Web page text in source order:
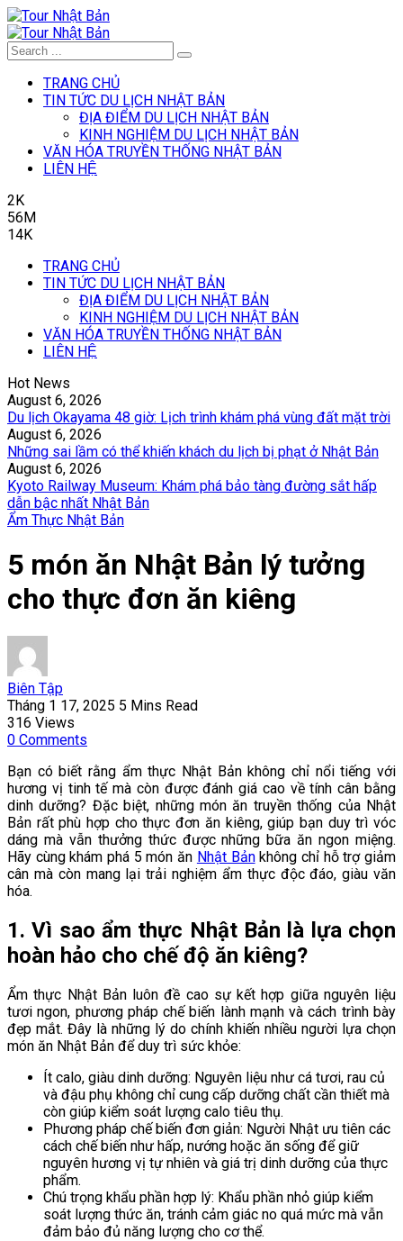
TRANG CHỦ
TIN TỨC DU LỊCH NHẬT BẢN
ĐỊA ĐIỂM DU LỊCH NHẬT BẢN
KINH NGHIỆM DU LỊCH NHẬT BẢN
VĂN HÓA TRUYỀN THỐNG NHẬT BẢN
LIÊN HỆ
2K
56M
14K
TRANG CHỦ
TIN TỨC DU LỊCH NHẬT BẢN
ĐỊA ĐIỂM DU LỊCH NHẬT BẢN
KINH NGHIỆM DU LỊCH NHẬT BẢN
VĂN HÓA TRUYỀN THỐNG NHẬT BẢN
LIÊN HỆ
Hot News
August 6, 2026
Du lịch Okayama 48 giờ: Lịch trình khám phá vùng đất mặt trời
August 6, 2026
Những sai lầm có thể khiến khách du lịch bị phạt ở Nhật Bản
August 6, 2026
Kyoto Railway Museum: Khám phá bảo tàng đường sắt hấp
dẫn bậc nhất Nhật Bản
Ẩm Thực Nhật Bản
5 món ăn Nhật Bản lý tưởng
cho thực đơn ăn kiêng
Biên Tập
Tháng 1 17, 2025 5 Mins Read
316 Views
0 Comments
Bạn có biết rằng ẩm thực Nhật Bản không chỉ nổi tiếng với
hương vị tinh tế mà còn được đánh giá cao về tính cân bằng
dinh dưỡng? Đặc biệt, những món ăn truyền thống của Nhật
Bản rất phù hợp cho thực đơn ăn kiêng, giúp bạn duy trì vóc
dáng mà vẫn thưởng thức được những bữa ăn ngon miệng.
Hãy cùng khám phá 5 món ăn Nhật Bảnkhông chỉ hỗ trợ giảm
cân mà còn mang lại trải nghiệm ẩm thực độc đáo, giàu văn
hóa.
1. Vì sao ẩm thực Nhật Bản là lựa chọn
hoàn hảo cho chế độ ăn kiêng?
Ẩm thực Nhật Bản luôn đề cao sự kết hợp giữa nguyên liệu
tươi ngon, phương pháp chế biến lành mạnh và cách trình bày
đẹp mắt. Đây là những lý do chính khiến nhiều người lựa chọn
món ăn Nhật Bản để duy trì sức khỏe:
Ít calo, giàu dinh dưỡng: Nguyên liệu như cá tươi, rau củ
và đậu phụ không chỉ cung cấp dưỡng chất cần thiết mà
còn giúp kiểm soát lượng calo tiêu thụ.
Phương pháp chế biến đơn giản: Người Nhật ưu tiên các
cách chế biến như hấp, nướng hoặc ăn sống để giữ
nguyên hương vị tự nhiên và giá trị dinh dưỡng của thực
phẩm.
Chú trọng khẩu phần hợp lý: Khẩu phần nhỏ giúp kiểm
soát lượng thức ăn, tránh cảm giác no quá mức mà vẫn
đảm bảo đủ năng lượng cho cơ thể.